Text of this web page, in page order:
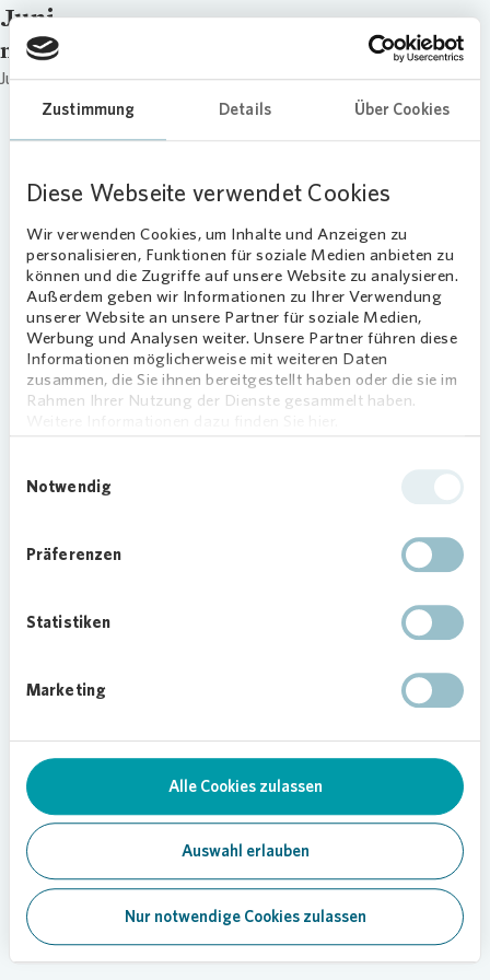
Zustimmung Details Über Cookies
Diese Webseite verwendet Cookies
Wir verwenden Cookies, um Inhalte und Anzeigen zu
personalisieren, Funktionen für soziale Medien anbieten zu
können und die Zugriffe auf unsere Website zu analysieren.
Außerdem geben wir Informationen zu Ihrer Verwendung
unserer Website an unsere Partner für soziale Medien,
Werbung und Analysen weiter. Unsere Partner führen diese
Informationen möglicherweise mit weiteren Daten
zusammen, die Sie ihnen bereitgestellt haben oder die sie im
Rahmen Ihrer Nutzung der Dienste gesammelt haben.
Notwendig
Präferenzen
Statistiken
Marketing
Alle Cookies zulassen
Auswahl erlauben
Nur notwendige Cookies zulassen
Juni
name
Juni